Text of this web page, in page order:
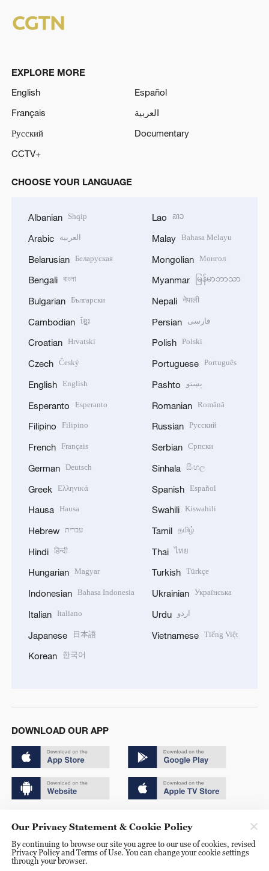
EXPLORE MORE
English
Español
Français
العربية
Русский
Documentary
CCTV+
CHOOSE YOUR LANGUAGE
Albanian Shqip
Arabic العربية
Belarusian Беларуская
Bengali বাংলা
Bulgarian Български
Cambodian ខ្មែរ
Croatian Hrvatski
Czech Český
English English
Esperanto Esperanto
Filipino Filipino
French Français
German Deutsch
Greek Ελληνικά
Hausa Hausa
Hebrew עברית
Hindi हिन्दी
Hungarian Magyar
Indonesian Bahasa Indonesia
Italian Italiano
Japanese 日本語
Korean 한국어
Lao ລາວ
Malay Bahasa Melayu
Mongolian Монгол
Myanmar မြန်မာဘာသာ
Nepali नेपाली
Persian فارسی
Polish Polski
Portuguese Português
Pashto پښتو
Romanian Română
Russian Русский
Serbian Српски
Sinhala සිංහල
Spanish Español
Swahili Kiswahili
Tamil தமிழ்
Thai ไทย
Turkish Türkçe
Ukrainian Українська
Urdu اردو
Vietnamese Tiếng Việt
DOWNLOAD OUR APP
京ICP备20000184号
京公网安备 11010502050052号
Our Privacy Statement & Cookie Policy
By continuing to browse our site you agree to our use of cookies, revised
Privacy Policy and Terms of Use. You can change your cookie settings
through your browser.